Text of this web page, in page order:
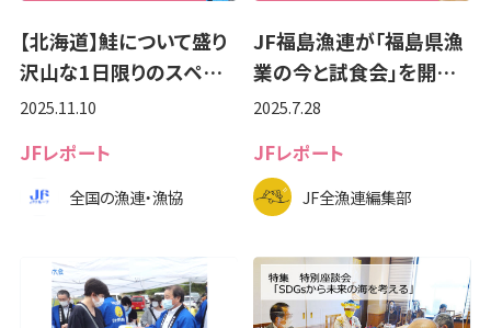
【北海道】鮭について盛り
沢山な1日限りのスペ…
2025.11.10
JFレポート
全国の漁連・漁協
JF福島漁連が「福島県漁
業の今と試食会」を開…
2025.7.28
JFレポート
JF全漁連編集部